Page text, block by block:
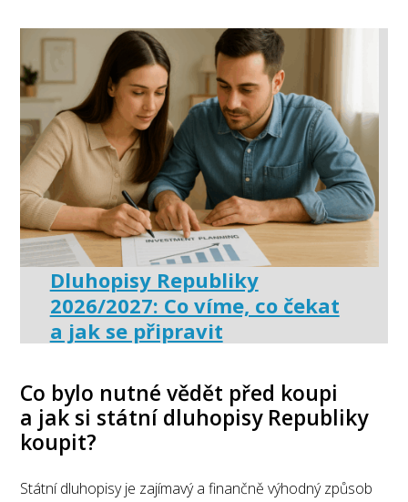
Dluhopisy Republiky
2026/2027: Co víme, co čekat
a jak se připravit
Co bylo nutné vědět před koupi
a jak si státní dluhopisy Republiky
koupit?
Státní dluhopisy je zajímavý a finančně výhodný způsob